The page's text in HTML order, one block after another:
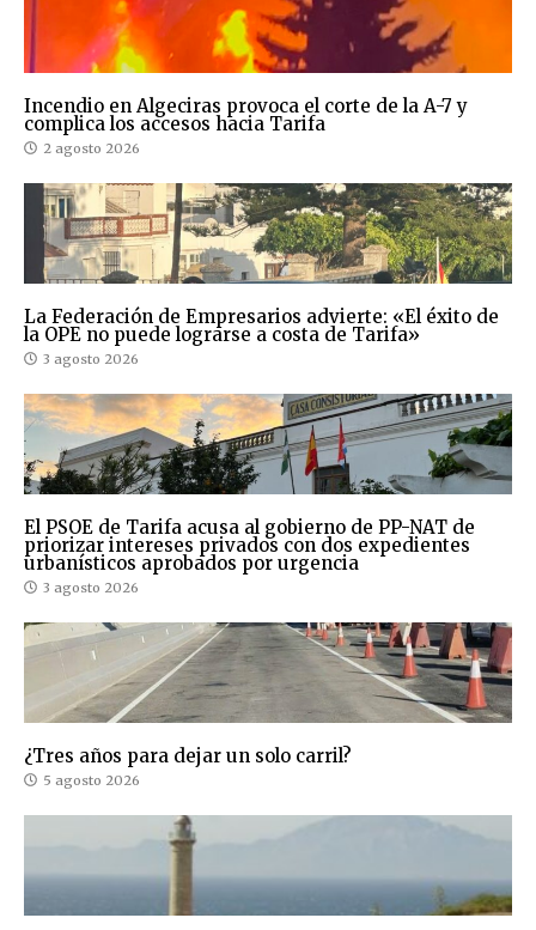
Incendio en Algeciras provoca el corte de la A-7 y
complica los accesos hacia Tarifa
2 agosto 2026
La Federación de Empresarios advierte: «El éxito de
la OPE no puede lograrse a costa de Tarifa»
3 agosto 2026
El PSOE de Tarifa acusa al gobierno de PP-NAT de
priorizar intereses privados con dos expedientes
urbanísticos aprobados por urgencia
3 agosto 2026
¿Tres años para dejar un solo carril?
5 agosto 2026